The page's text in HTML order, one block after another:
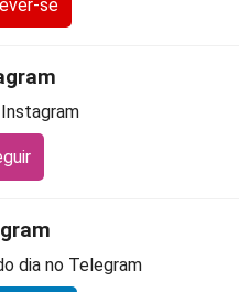
se
dia no Telegram